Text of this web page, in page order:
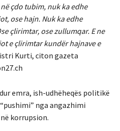
çdo tubim, nuk ka edhe
ose hajn. Nuk ka edhe
çlirimtar, ose zullumqar. E ne
e çlirimtar kundër hajnave e
Kurti, citon gazeta
emra, ish-udhëheqës politikë
nga angazhimi
korrupsion.